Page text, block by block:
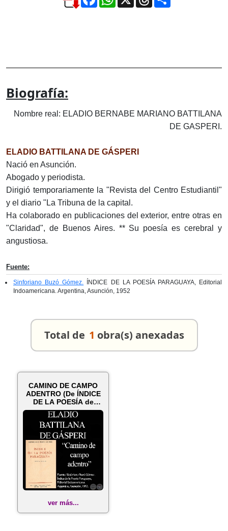
Biografía:
Nombre real: ELADIO BERNABE MARIANO BATTILANA
DE GASPERI.
ELADIO BATTILANA DE GÁSPERI
Nació en Asunción.
Abogado y periodista.
Dirigió temporariamente la "Revista del Centro Estudiantil"
y el diario "La Tribuna de la capital.
Ha colaborado en publicaciones del exterior, entre otras en
"Claridad", de Buenos Aires. ** Su poesía es cerebral y
angustiosa.
Fuente:
Sinforiano Buzó Gómez. ÍNDICE DE LA POESÍA PARAGUAYA, Editorial
Indoamericana. Argentina, Asunción, 1952
Total de 1 obra(s) anexadas
CAMINO DE CAMPO
ADENTRO (De ÍNDICE
DE LA POESÍA de
SINFORIANO BUZ...
ver más...